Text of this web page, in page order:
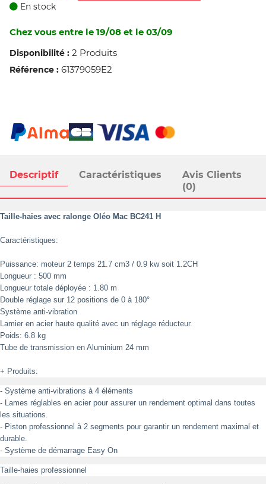
Descriptif Caractéristiques
Avis Clients
(0)
Taille-haies avec ralonge Oléo Mac BC241 H
Caractéristiques:
Puissance: moteur 2 temps 21.7 cm3 / 0.9 kw soit 1.2CH
Longueur : 500 mm
Longueur totale déployée : 1.80 m
Double réglage sur 12 positions de 0 à 180°
Système anti-vibration
Lamier en acier haute qualité avec un réglage réducteur.
Poids: 6.8 kg
Tube de transmission en Aluminium 24 mm
+ Produits:
- Système anti-vibrations à 4 éléments
- Lames réglables en acier pour assurer un rendement optimal dans toutes
les situations.
- Piston professionnel à 2 segments pour garantir un rendement maximal et
durable.
- Système de démarrage Easy On
Taille-haies professionnel
En stock
Chez vous entre le 19/08 et le 03/09
Disponibilité : 2 Produits
Référence : 61379059E2